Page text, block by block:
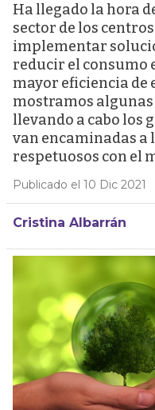
Ha llegado la hora
sector de los centros
implementar
reducir el consumo
mayor eficiencia de
mostramos
llevando a cabo los
van encaminadas a
respetuosos con el
Publicado el 10 Dic 2021
Cristina Albarrán